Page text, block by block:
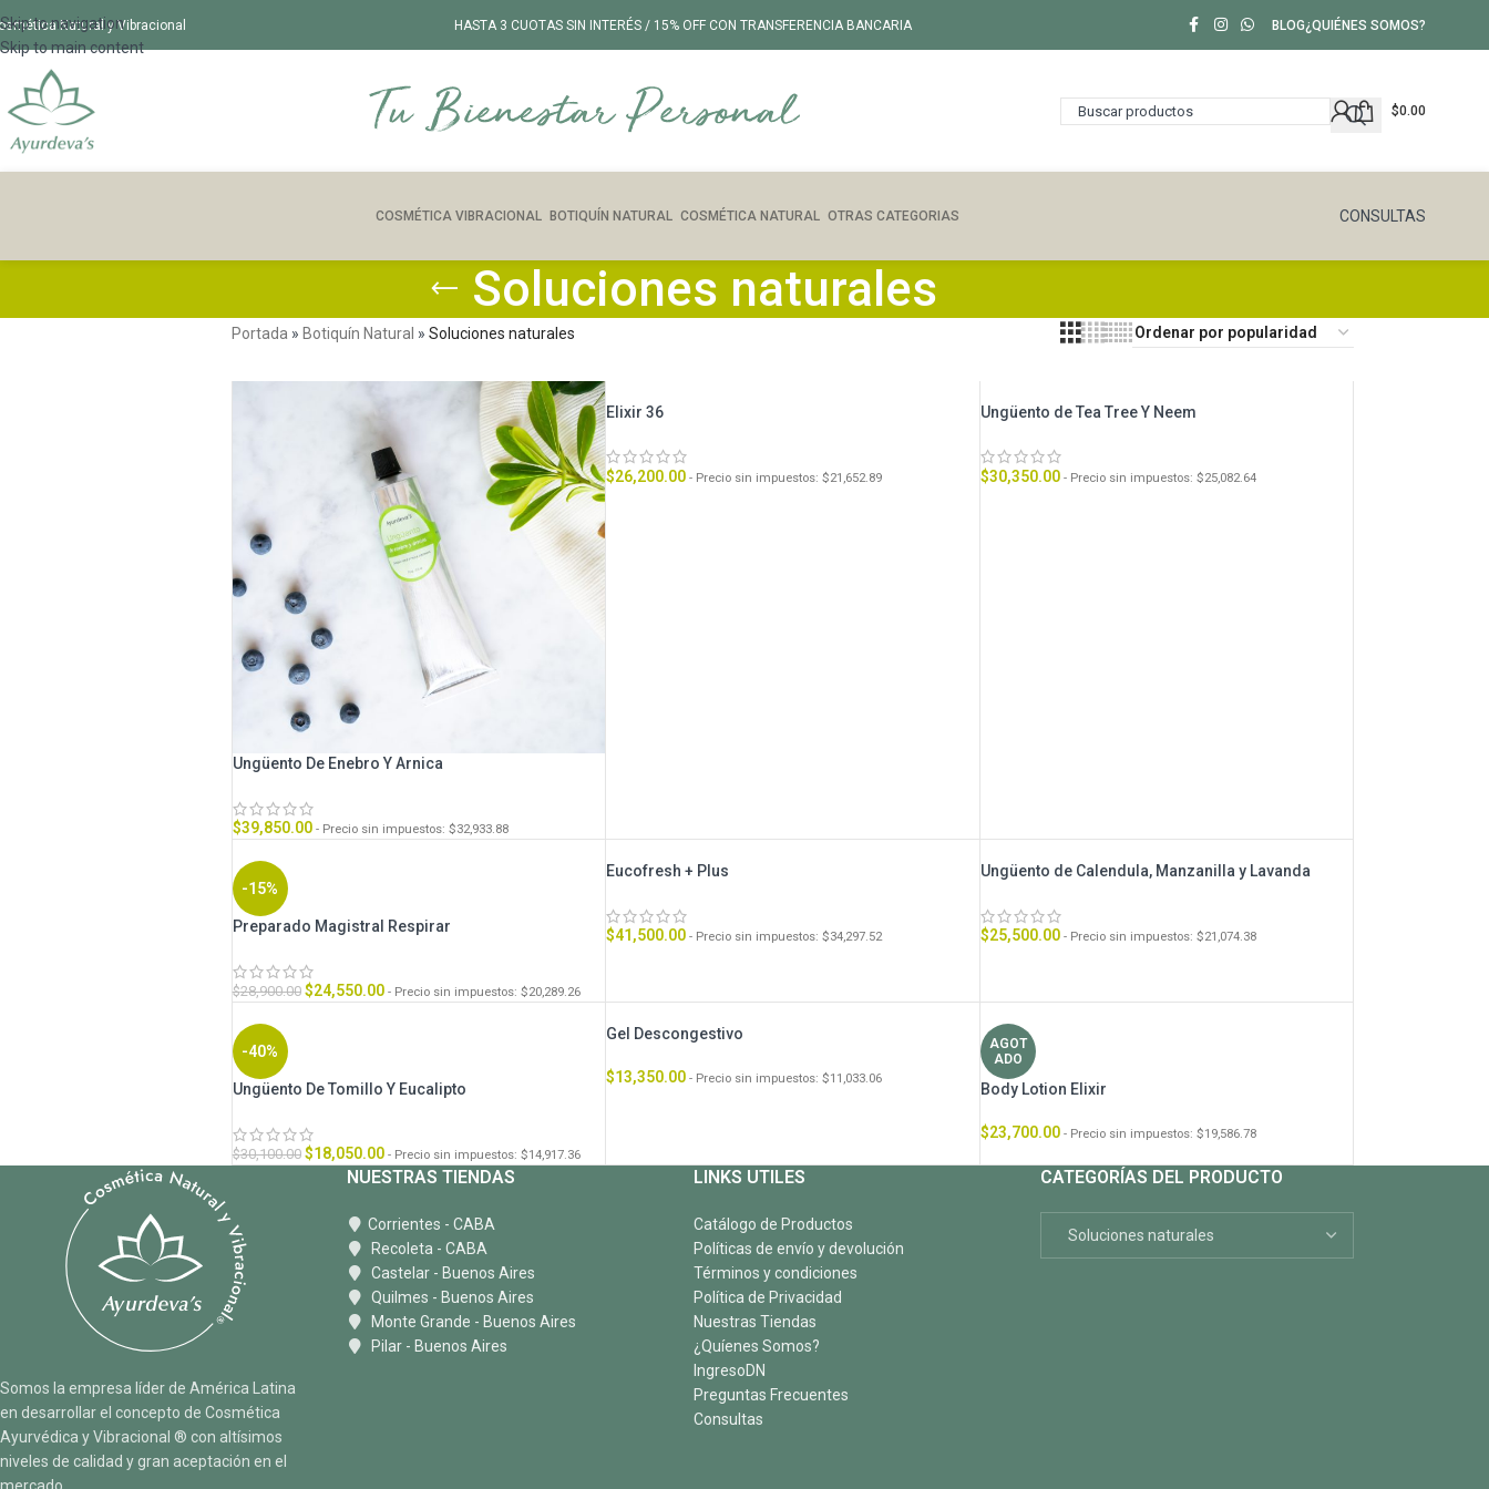
Skip to navigation
Skip to main content
Natural y Vibracional HASTA 3 CUOTAS SIN INTERÉS / 15% OFF CON TRANSFERENCIA BANCARIA BLOG¿QUIÉNES SOMOS?
$0.00
COSMÉTICA VIBRACIONAL BOTIQUÍN NATURAL COSMÉTICA NATURAL OTRAS CATEGORIAS CONSULTAS
Soluciones naturales
Portada » Botiquín Natural » Soluciones naturales
Ungüento De Enebro Y Arnica
$39,850.00 - Precio sin impuestos: $32,933.88
Elixir 36
$26,200.00 - Precio sin impuestos:$21,652.89
Ungüento de Tea Tree Y Neem
$30,350.00 - Precio sin impuestos: $25,082.64
-15%
Preparado Magistral Respirar
$28,900.00 $24,550.00 - Precio sin impuestos: $20,289.26
Eucofresh + Plus
$41,500.00 - Precio sin impuestos:$34,297.52
Ungüento de Calendula, Manzanilla y Lavanda
$25,500.00 - Precio sin impuestos: $21,074.38
-40%
Ungüento De Tomillo Y Eucalipto
$30,100.00 $18,050.00 - Precio sin impuestos: $14,917.36
Gel Descongestivo
$13,350.00 - Precio sin impuestos:$11,033.06
AGOT
ADO
Body Lotion Elixir
$23,700.00 - Precio sin impuestos: $19,586.78
Somos la empresa líder de América Latina
en desarrollar el concepto de Cosmética
Ayurvédica y Vibracional ® con altísimos
niveles de calidad y gran aceptación en el
NUESTRAS TIENDAS
Corrientes - CABA
Recoleta - CABA
Castelar - Buenos Aires
Quilmes - Buenos Aires
Monte Grande - Buenos Aires
Pilar - Buenos Aires
LINKS UTILES
Catálogo de Productos
Políticas de envío y devolución
Términos y condiciones
Política de Privacidad
Nuestras Tiendas
¿Quíenes Somos?
IngresoDN
Preguntas Frecuentes
Consultas
CATEGORÍAS DEL PRODUCTO